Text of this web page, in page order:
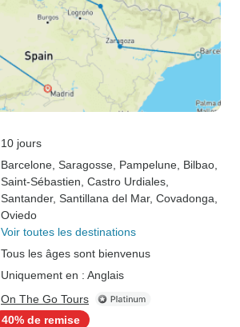
10 jours
Barcelone , Saragosse , Pampelune , Bilbao
Saint-Sébastien , Castro Urdiales
Santander, Santillana del Mar, Covadonga
Oviedo
Voir toutes les destinations
Tous les âges sont bienvenus
Uniquement en : Anglais
On The Go Tours
40% de remise